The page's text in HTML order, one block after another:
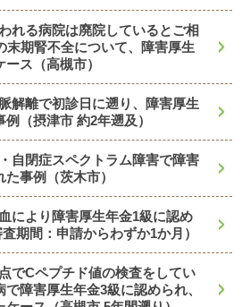
れる病院は廃院しているとご相
末期腎不全について、障害厚生
ス（高槻市）
解離で初診日に遡り、障害厚生
（摂津市 約2年遡及）
自閉症スペクトラム障害で障害
事例（茨木市）
により障害厚生年金1級に認め
期間：申請からわずか1か月）
でCペプチド値の検査をしてい
障害厚生年金3級に認められ、